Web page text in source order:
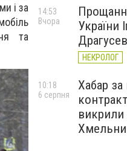
і за
та
України
НЕКРОЛОГ
14:53
Вчора
Хабар за
викрили
10:18
6 серпня